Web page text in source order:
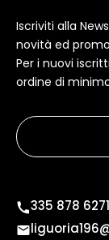
Iscriviti alla
novità ed
Per i nuovi
ordine di
335 878 6271